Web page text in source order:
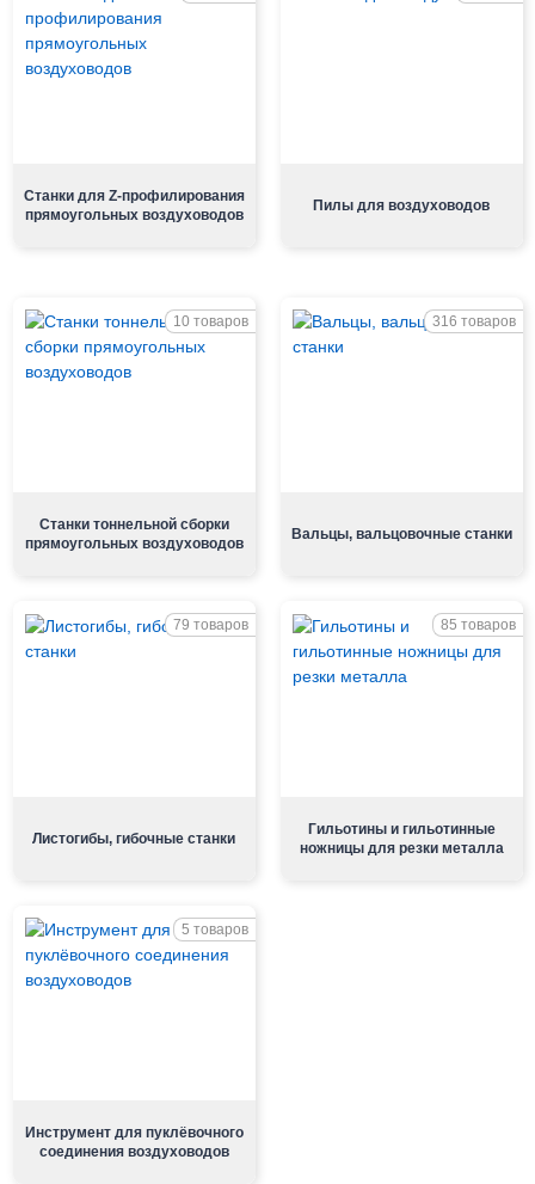
Станки для Z-профилирования
прямоугольных воздуховодов
Пилы для воздуховодов
10 товаров
Станки тоннельной сборки
прямоугольных воздуховодов
316 товаров
Вальцы, вальцовочные станки
79 товаров
Листогибы, гибочные станки
85 товаров
Гильотины и гильотинные
ножницы для резки металла
5 товаров
Инструмент для пуклёвочного
соединения воздуховодов